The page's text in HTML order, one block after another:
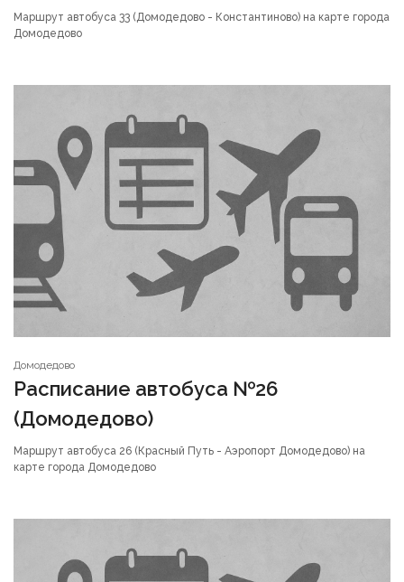
Маршрут автобуса 33 (Домодедово - Константиново) на карте города
Домодедово
Домодедово
Расписание автобуса №26
(Домодедово)
Маршрут автобуса 26 (Красный Путь - Аэропорт Домодедово) на
карте города Домодедово